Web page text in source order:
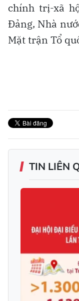
chính trị-xã
Đảng, Nhà
Mặt trận Tổ
TIN LIÊN